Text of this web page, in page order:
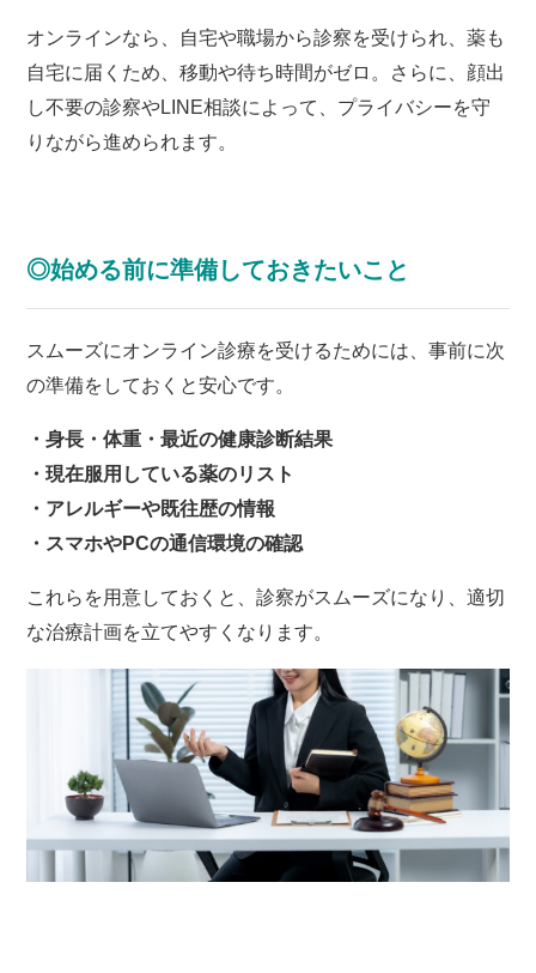
オンラインなら、自宅や職場から診察を受けられ、薬も
自宅に届くため、移動や待ち時間がゼロ。さらに、顔出
し不要の診察やLINE相談によって、プライバシーを守
りながら進められます。
◎始める前に準備しておきたいこと
スムーズにオンライン診療を受けるためには、事前に次
の準備をしておくと安心です。
・身長・体重・最近の健康診断結果
・現在服用している薬のリスト
・アレルギーや既往歴の情報
・スマホやPCの通信環境の確認
これらを用意しておくと、診察がスムーズになり、適切
な治療計画を立てやすくなります。